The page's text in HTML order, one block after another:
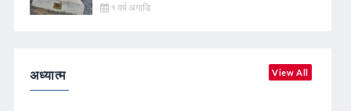
१ वर्ष अगाडि
अध्यात्म View All